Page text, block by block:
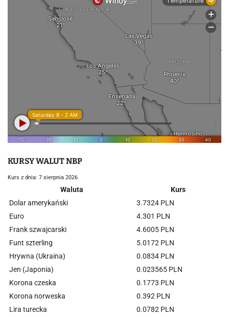
KURSY WALUT NBP
Kurs z dnia: 7 sierpnia 2026
Waluta
Kurs
Dolar amerykański
3.7324 PLN
Euro
4.301 PLN
Frank szwajcarski
4.6005 PLN
Funt szterling
5.0172 PLN
Hrywna (Ukraina)
0.0834 PLN
Jen (Japonia)
0.023565 PLN
Korona czeska
0.1773 PLN
Korona norweska
0.392 PLN
Lira turecka
0.0782 PLN